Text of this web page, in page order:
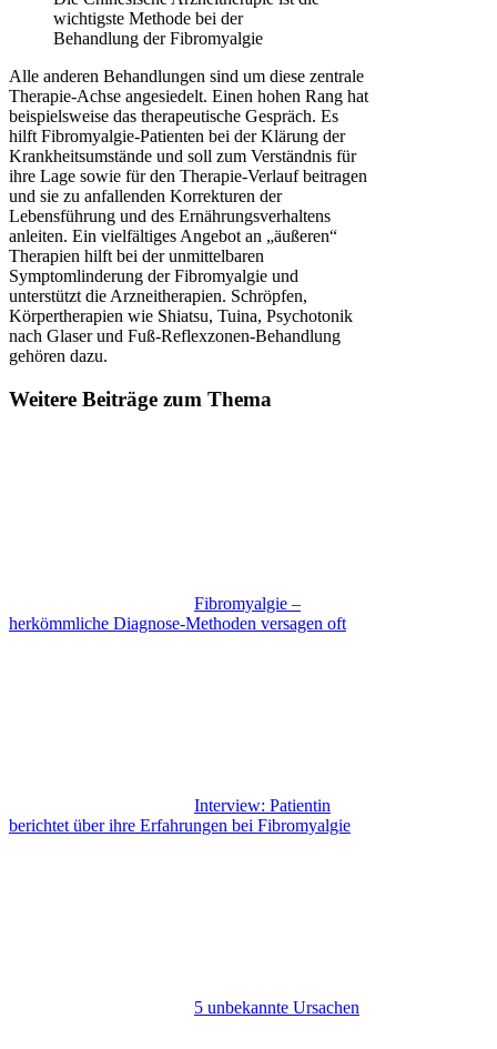
wichtigste Methode bei der
Behandlung der Fibromyalgie
Alle anderen Behandlungen sind um diese zentrale
Therapie-Achse angesiedelt. Einen hohen Rang hat
beispielsweise das therapeutische Gespräch. Es
hilft Fibromyalgie-Patienten bei der Klärung der
Krankheitsumstände und soll zum Verständnis für
ihre Lage sowie für den Therapie-Verlauf beitragen
und sie zu anfallenden Korrekturen der
Lebensführung und des Ernährungsverhaltens
anleiten. Ein vielfältiges Angebot an „äußeren“
Therapien hilft bei der unmittelbaren
Symptomlinderung der Fibromyalgie und
unterstützt die Arzneitherapien. Schröpfen,
Körpertherapien wie Shiatsu, Tuina, Psychotonik
nach Glaser und Fuß-Reflexzonen-Behandlung
gehören dazu.
Weitere Beiträge zum Thema
Fibromyalgie –
herkömmliche Diagnose-Methoden versagen oft
Interview: Patientin
berichtet über ihre Erfahrungen bei Fibromyalgie
5 unbekannte Ursachen